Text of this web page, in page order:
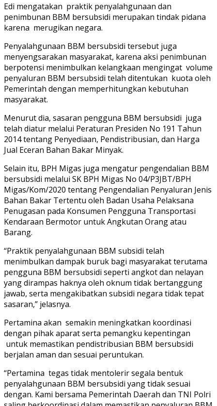
Edi mengatakan praktik penyalahgunaan dan
penimbunan BBM bersubsidi merupakan tindak pidana
karena merugikan negara.
Penyalahgunaan BBM bersubsidi tersebut juga
menyengsarakan masyarakat, karena aksi penimbunan
berpotensi menimbulkan kelangkaan mengingat volume
penyaluran BBM bersubsidi telah ditentukan kuota oleh
Pemerintah dengan memperhitungkan kebutuhan
masyarakat.
Menurut dia, sasaran pengguna BBM bersubsidi juga
telah diatur melalui Peraturan Presiden No 191 Tahun
2014 tentang Penyediaan, Pendistribusian, dan Harga
Jual Eceran Bahan Bakar Minyak.
Selain itu, BPH Migas juga mengatur pengendalian BBM
bersubsidi melalui SK BPH Migas No 04/P3JBT/BPH
Migas/Kom/2020 tentang Pengendalian Penyaluran Jenis
Bahan Bakar Tertentu oleh Badan Usaha Pelaksana
Penugasan pada Konsumen Pengguna Transportasi
Kendaraan Bermotor untuk Angkutan Orang atau
Barang.
“Praktik penyalahgunaan BBM subsidi telah
menimbulkan dampak buruk bagi masyarakat terutama
pengguna BBM bersubsidi seperti angkot dan nelayan
yang dirampas haknya oleh oknum tidak bertanggung
jawab, serta mengakibatkan subsidi negara tidak tepat
sasaran,” jelasnya.
Pertamina akan semakin meningkatkan koordinasi
dengan pihak aparat serta pemangku kepentingan
untuk memastikan pendistribusian BBM bersubsidi
berjalan aman dan sesuai peruntukan.
“Pertamina tegas tidak mentolerir segala bentuk
penyalahgunaan BBM bersubsidi yang tidak sesuai
dengan. Kami bersama Pemerintah Daerah dan TNI Polri